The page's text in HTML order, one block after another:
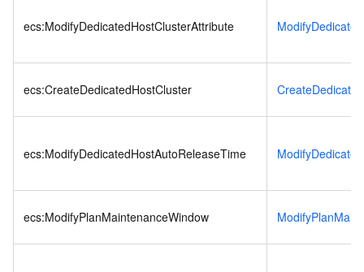
ecs:ModifyDedicatedHostClusterAttribute
ecs:CreateDedicatedHostCluster
ecs:ModifyDedicatedHostAutoReleaseTime
ecs:ModifyPlanMaintenanceWindow